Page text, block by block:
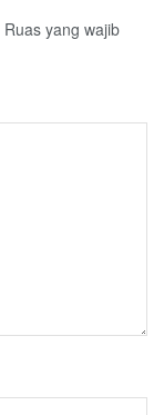
Ruas yang wajib